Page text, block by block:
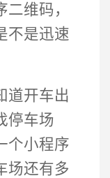
维码，
不是迅速
道开车出
停车场
个小程序
场还有多